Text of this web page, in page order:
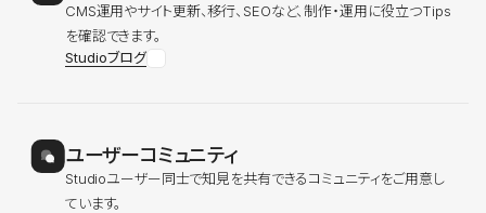
CMS運用やサイト更新、移行、SEOなど、制作・運用に役立つTips
を確認できます。
Studioブログ
ユーザーコミュニティ
Studioユーザー同士で知見を共有できるコミュニティをご用意し
ています。